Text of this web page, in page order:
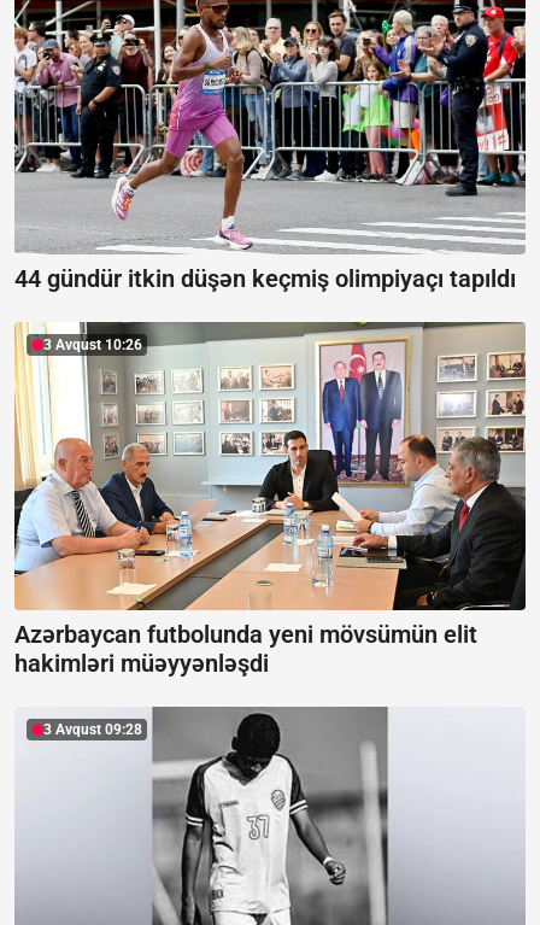
44 gündür itkin düşən keçmiş olimpiyaçı tapıldı
3 Avqust 10:26
Azərbaycan futbolunda yeni mövsümün elit
hakimləri müəyyənləşdi
3 Avqust 09:28